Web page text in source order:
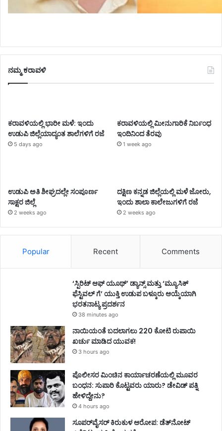
ನಮ್ಮ ಕರಾವಳಿ
ಕರಾವಳಿಯಲ್ಲಿ ಭಾರೀ ಮಳೆ: ಇಂದು
ಉಡುಪಿ ಜಿಲ್ಲೆಯಾದ್ಯಂತ ಶಾಲೆಗಳಿಗೆ ರಜೆ
5 days ago
ಕರಾವಳಿಯಲ್ಲಿ ಮೀನುಗಾರಿಕೆ ನಿರ್ಬಂಧ
ಇಂದಿನಿಂದ ತೆರವು
1 week ago
ಉಡುಪಿ ಅತಿ ಶೀಘ್ರದಲ್ಲೇ ಸಂಪೂರ್ಣ
ಸಾಕ್ಷರ ಜಿಲ್ಲೆ
2 weeks ago
ದಕ್ಷಿಣ ಕನ್ನಡ ಜಿಲ್ಲೆಯಲ್ಲಿ ಮಳೆ ಜೋರು,
ಇಂದು ಶಾಲಾ ಕಾಲೇಜುಗಳಿಗೆ ರಜೆ
2 weeks ago
Popular Recent Comments
‘ಸ್ಪಿರಿಟ್ ಆಫ್ ಯೂಥ್’ ಡ್ಯಾನ್ಸ್ ಮತ್ತು ‘ಮ್ಯೂಸಿಕ್
ಫೆಸ್ಟಿವಲ್ ಗೆ’ ಯುಕ್ತಿ ಉಡುಪ ಬಳ್ಕೂರು ಆಯ್ಕೆಯಾಗಿ
ಭರತನಾಟ್ಯ ಪ್ರದರ್ಶನ
38 minutes ago
ನಾಯಿಯಂತೆ ಬದಲಾಗಲು 220 ಕೋಟಿ ರುಪಾಯಿ
ಖರ್ಚು ಮಾಡಿದ ಯುವಕ!
3 hours ago
ಪೊಲೀಸರ ಮಿಂಚಿನ ಕಾರ್ಯಾಚರಣೆಯಲ್ಲಿ ಮೂವರ
ಬಂಧನ: ಸುಪಾರಿ ಕೊಟ್ಟವರು ಯಾರು? ಡೇವಿಡ್ ಪತ್ನಿ
ಹೇಳಿದ್ದೇನು?
4 hours ago
ಸೂಪರ್‌ವೈಸರ್‌ ಕಿರುಕುಳ ಆರೋಪ: ಡೆತ್‌ನೋಟ್‌